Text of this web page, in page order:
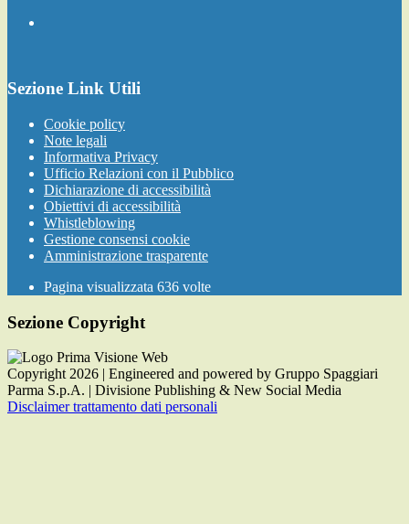
Sezione Link Utili
Cookie policy
Note legali
Informativa Privacy
Ufficio Relazioni con il Pubblico
Dichiarazione di accessibilità
Obiettivi di accessibilità
Whistleblowing
Gestione consensi cookie
Amministrazione trasparente
Pagina visualizzata 636 volte
Sezione Copyright
Copyright 2026 | Engineered and powered by Gruppo Spaggiari
Parma S.p.A. | Divisione Publishing & New Social Media
Disclaimer trattamento dati personali